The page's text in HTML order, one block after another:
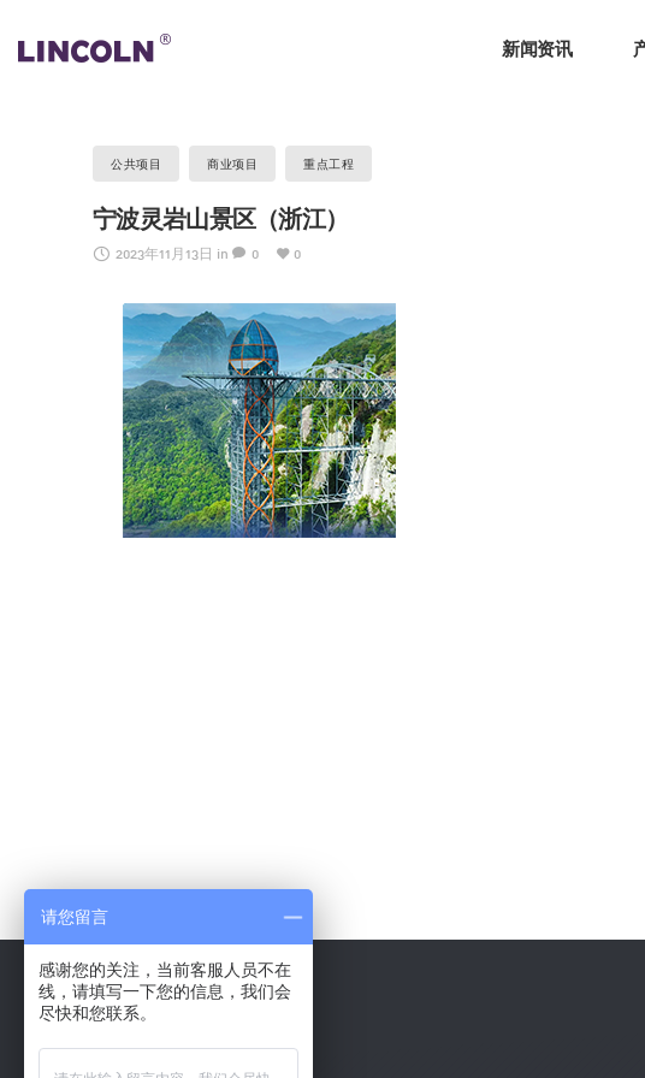
新闻资讯
公共项目 商业项目 重点工程
宁波灵岩山景区（浙江）
2023年11月13日 in 0 0
请您留言
感谢您的关注，当前客服人员不在
线，请填写一下您的信息，我们会
尽快和您联系。